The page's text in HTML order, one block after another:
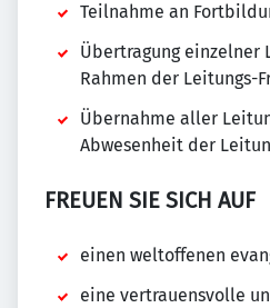
Teilnahme an
Übertragung einzelner
Rahmen der Leitungs-
Übernahme aller
Abwesenheit der
FREUEN SIE SICH AUF
einen weltoffenen
eine vertrauensvolle